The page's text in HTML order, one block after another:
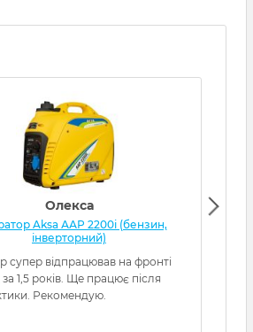
Олекса
Aksa ААР 2200i (бензин,
інверторний)
супер відпрацював на фронті
1,5 років. Ще працює після
Рекомендую.